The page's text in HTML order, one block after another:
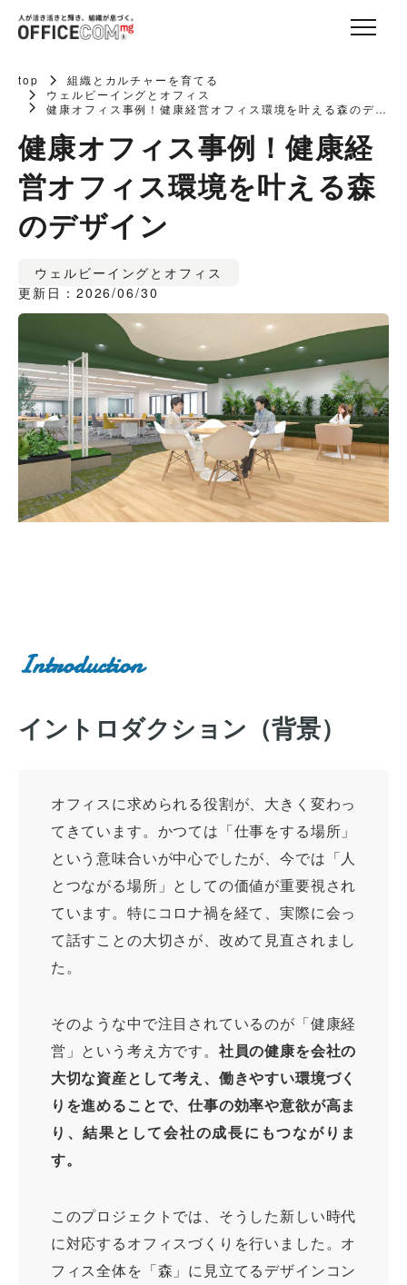
top
組織とカルチャーを育てる
ウェルビーイングとオフィス
健康オフィス事例！健康経営オフィス環境を叶える森のデザ
健康オフィス事例！健康経
営オフィス環境を叶える森
のデザイン
ウェルビーイングとオフィス
更新日：2026/06/30
Introduction
イントロダクション（背景）
オフィスに求められる役割が、大きく変わっ
てきています。かつては「仕事をする場所」
という意味合いが中心でしたが、今では「人
とつながる場所」としての価値が重要視され
ています。特にコロナ禍を経て、実際に会っ
て話すことの大切さが、改めて見直されまし
た。
そのような中で注目されているのが「健康経
営」という考え方です。 社員の健康を会社の
大切な資産として考え、働きやすい環境づく
りを進めることで、仕事の効率や意欲が高ま
り、結果として会社の成長にもつながりま
す。
このプロジェクトでは、そうした新しい時代
に対応するオフィスづくりを行いました。オ
フィス全体を「森」に見立てるデザインコン